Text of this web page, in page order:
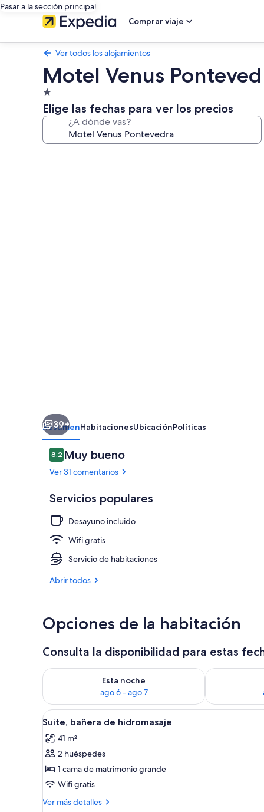
Pasar a la sección principal
Comprar viaje
Ver todos los alojamientos
Motel Venus
Alojamiento
de
1.0 estrella
Elige las fechas para ver los precios
¿A dónde vas?
39+
ResumenHabitacionesUbicaciónPolíticas
Comentarios
8,28,2 de 10
Muy bueno
Ver 31 comentarios
Servicios populares
Desayuno incluido
Wifi gratis
Servicio de habitaciones
Abrir todos
Opciones de la habitación
Consulta la disponibilidad para estas
Esta noche
ago 6 - ago 7
Consulta la disponibilidad para esta noche, ago 6 -
Consulta la
Abrir
todas
las
fotos
de
Suite,
bañera
Una habitación de hotel con
19
Suite, bañera de hidromasaje
41 m²
2 huéspedes
1 cama de matrimonio grande
Wifi gratis
Ver más detalles
Más